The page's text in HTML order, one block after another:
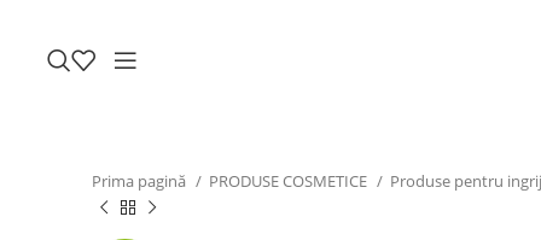
Prima pagină PRODUSE COSMETICE Produse pentru